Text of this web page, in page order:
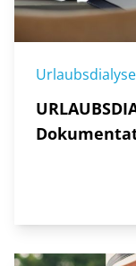
Urlaubsdialyse